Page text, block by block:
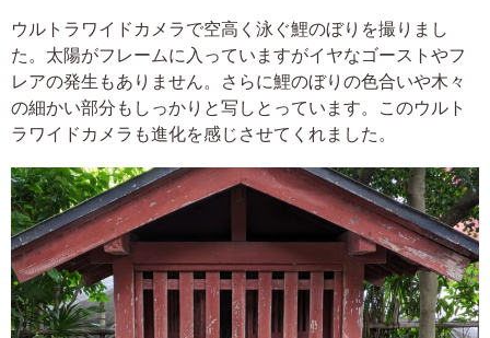
ウルトラワイドカメラで空高く泳ぐ鯉のぼりを撮りまし
た。太陽がフレームに入っていますがイヤなゴーストやフ
レアの発生もありません。さらに鯉のぼりの色合いや木々
の細かい部分もしっかりと写しとっています。このウルト
ラワイドカメラも進化を感じさせてくれました。